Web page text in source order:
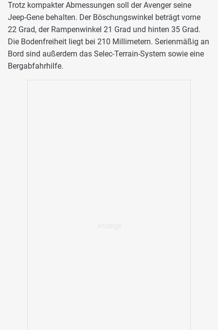
Trotz kompakter Abmessungen soll der Avenger seine
Jeep-Gene behalten. Der Böschungswinkel beträgt vorne
22 Grad, der Rampenwinkel 21 Grad und hinten 35 Grad.
Die Bodenfreiheit liegt bei 210 Millimetern. Serienmäßig an
Bord sind außerdem das Selec-Terrain-System sowie eine
Bergabfahrhilfe.